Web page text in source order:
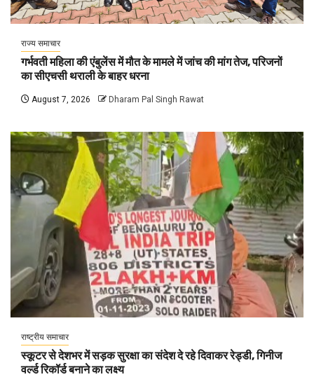
राज्य समाचार
गर्भवती महिला की एंबुलेंस में मौत के मामले में जांच की मांग तेज, परिजनों
का सीएचसी थराली के बाहर धरना
August 7, 2026 Dharam Pal Singh Rawat
राष्ट्रीय समाचार
स्कूटर से देशभर में सड़क सुरक्षा का संदेश दे रहे दिवाकर रेड्डी, गिनीज
वर्ल्ड रिकॉर्ड बनाने का लक्ष्य